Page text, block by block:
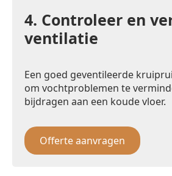
4. Controleer en
ventilatie
Een goed geventileerde
om vochtproblemen te
bijdragen aan een koude vloer.
Offerte aanvragen